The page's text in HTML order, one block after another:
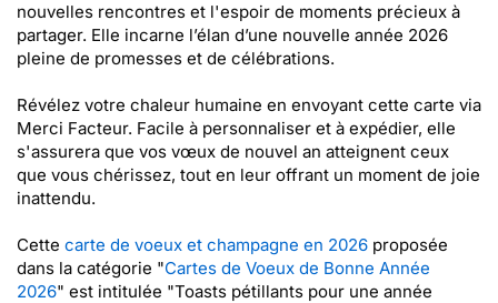
nouvelles rencontres et l'espoir de moments précieux à
partager. Elle incarne l’élan d’une nouvelle année 2026
pleine de promesses et de célébrations.
Révélez votre chaleur humaine en envoyant cette carte via
Merci Facteur. Facile à personnaliser et à expédier, elle
s'assurera que vos vœux de nouvel an atteignent ceux
que vous chérissez, tout en leur offrant un moment de joie
inattendu.
Cette carte de voeux et champagne en 2026 proposée
dans la catégorie "Cartes de Voeux de Bonne Année
2026" est intitulée "Toasts pétillants pour une année